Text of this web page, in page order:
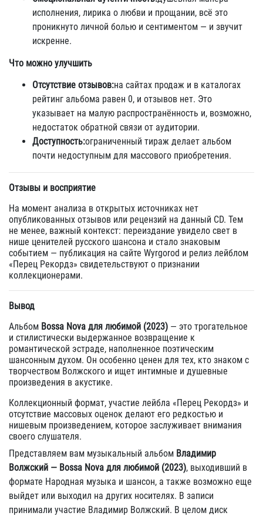
исполнения, лирика о любви и прощании, всё это
проникнуто личной болью и сентиментом — и звучит
искренне.
Что можно улучшить
Отсутствие отзывов:на сайтах продаж и в каталогах
рейтинг альбома равен 0, и отзывов нет. Это
указывает на малую распространённость и, возможно,
недостаток обратной связи от аудитории.
Доступность:ограниченный тираж делает альбом
почти недоступным для массового приобретения.
Отзывы и восприятие
На момент анализа в открытых источниках нет
опубликованных отзывов или рецензий на данный CD. Тем
не менее, важный контекст: переиздание увидело свет в
нише ценителей русского шансона и стало знаковым
событием — публикация на сайте Wyrgorod и релиз лейблом
«Перец Рекордз» свидетельствуют о признании
коллекционерами.
Вывод
Альбом Bossa Nova для любимой (2023) — это трогательное
и стилистически выдержанное возвращение к
романтической эстраде, наполненное поэтическим
шансонным духом. Он особенно ценен для тех, кто знаком с
творчеством Волжского и ищет интимные и душевные
произведения в акустике.
Коллекционный формат, участие лейбла «Перец Рекордз» и
отсутствие массовых оценок делают его редкостью и
нишевым произведением, которое заслуживает внимания
своего слушателя.
Представляем вам музыкальный альбом Владимир
Волжский — Bossa Nova для любимой (2023), выходивший в
формате Народная музыка и шансон, а также возможно еще
выйдет или выходил на других носителях. В записи
принимали участие Владимир Волжский. В целом диск